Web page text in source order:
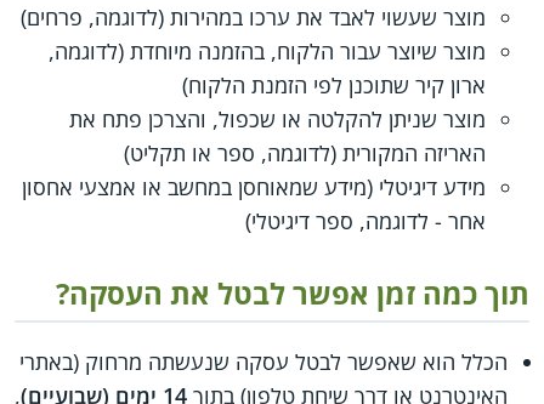
מוצר שעשוי לאבד את ערכו במהירות (לדוגמה, פרחים)
מוצר שיוצר עבור הלקוח, בהזמנה מיוחדת (לדוגמה,
ארון קיר שתוכנן לפי הזמנת הלקוח)
מוצר שניתן להקלטה או שכפול, והצרכן פתח את
האריזה המקורית (לדוגמה, ספר או תקליט)
מידע דיגיטלי (מידע שמאוחסן במחשב או אמצעי אחסון
אחר - לדוגמה, ספר דיגיטלי)
תוך כמה זמן אפשר לבטל את העסקה?
הכלל הוא שאפשר לבטל עסקה שנעשתה מרחוק (באתרי
האינטרנט או דרך שיחת טלפון) בתוך 14 ימים (שבועיים)
,